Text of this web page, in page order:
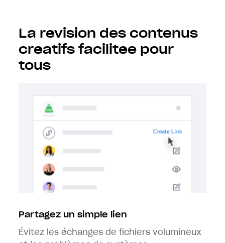
La révision des contenus
créatifs facilitée pour
tous
Partagez un simple lien
Évitez les échanges de fichiers volumineux